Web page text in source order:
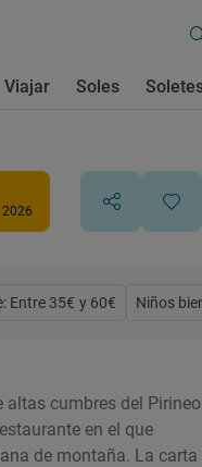
Viajar Soles
2026
Entre 35€ y 60€ Niños
altas cumbres del Pirineo
en el que
de montaña. La carta